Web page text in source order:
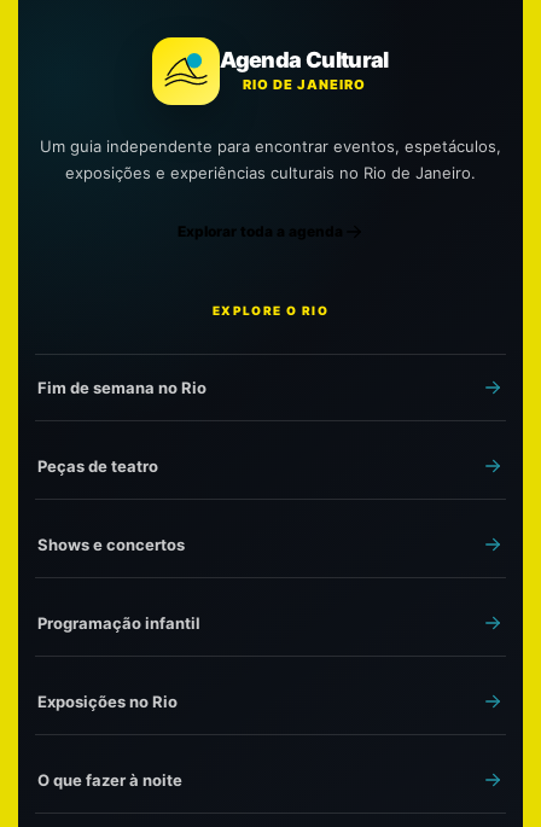
Agenda Cultural
RIO DE JANEIRO
Um guia independente para encontrar eventos, espetáculos,
exposições e experiências culturais no Rio de Janeiro.
Explorar toda a agenda
EXPLORE O RIO
Fim de semana no Rio
Peças de teatro
Shows e concertos
Programação infantil
Exposições no Rio
O que fazer à noite